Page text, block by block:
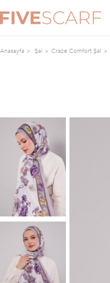
Anasayfa Şal Craze Comfort Şal